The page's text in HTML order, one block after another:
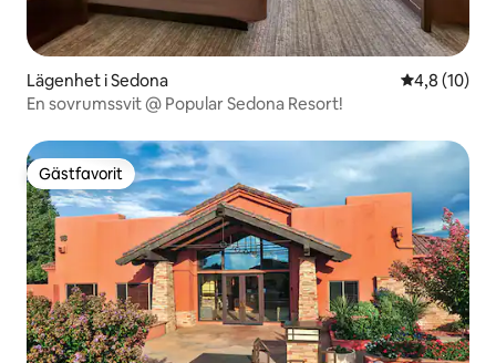
Lägenhet i Sedona 4,8 av 5 i
4,8 (10)
En sovrumssvit @ Popular Sedona Resort!
Gästfavorit
Gästfavorit